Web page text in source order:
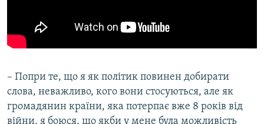
– Попри те, що я як політик повинен добирати
слова, неважливо, кого вони стосуються, але як
громадянин країни, яка потерпає вже 8 років від
війни, я боюся, що якби у мене була можливість